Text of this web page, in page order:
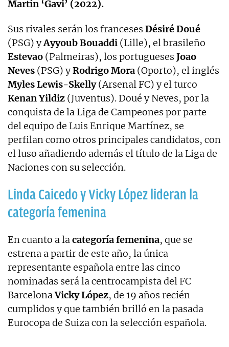
Martín ‘Gavi’ (2022).
Sus rivales serán los franceses Désiré Doué
(PSG) yAyyoub Bouaddi (Lille), el brasileño
Estevao (Palmeiras), los portugueses Joao
Neves (PSG) yRodrigo Mora (Oporto), el inglés
Myles Lewis-Skelly(Arsenal FC) y el turco
Kenan Yildiz (Juventus). Doué y Neves, por la
conquista de la Liga de Campeones por parte
del equipo de Luis Enrique Martínez, se
perfilan como otros principales candidatos, con
el luso añadiendo además el título de la Liga de
Naciones con su selección.
Linda Caicedo y Vicky López lideran la
categoría femenina
En cuanto a lacategoría femenina, que se
estrena a partir de este año, la única
representante española entre las cinco
nominadas será la centrocampista del FC
BarcelonaVicky López, de 19 años recién
cumplidos y que también brilló en la pasada
Eurocopa de Suiza con la selección española.